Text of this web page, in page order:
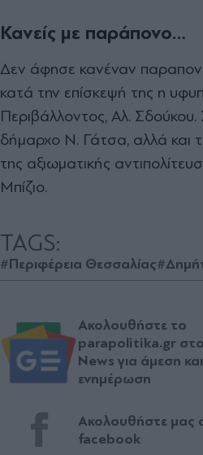
Κανείς με παράπονο…
∆εν άφησε κανέναν
κατά την επίσκεψή της η
Περιβάλλοντος, Αλ. Σδούκου.
δήµαρχο Ν. Γάτσα, αλλά και
της αξιωµατικής
Μπίζιο.
TAGS:
#Περιφέρεια Θεσσαλίας
Ακολουθήστε το
parapolitika.gr
News για άμεση
ενημέρωση
Ακολουθήστε μας
facebook